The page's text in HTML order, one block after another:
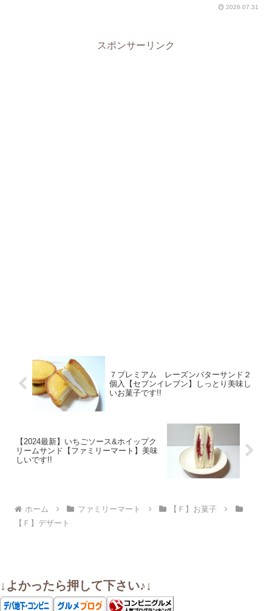
2026.07.31
スポンサーリンク
７プレミアム レーズンバターサンド２
個入【セブンイレブン】しっとり美味し
いお菓子です!!
【2024最新】いちごソース&ホイップク
リームサンド【ファミリーマート】美味
しいです!!
ホーム ファミリーマート
【Ｆ】お菓子
【Ｆ】デザート
↓よかったら押して下さい♪↓